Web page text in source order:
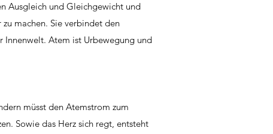
Ausgleich und Gleichgewicht und
machen. Sie verbindet den
Innenwelt. Atem ist Urbewegung und
müsst den Atemstrom zum
Sowie das Herz sich regt, entsteht